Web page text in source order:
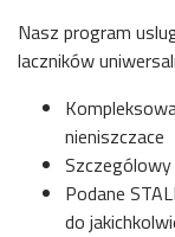
Nasz program
laczników
nieniszczace
Podane
do